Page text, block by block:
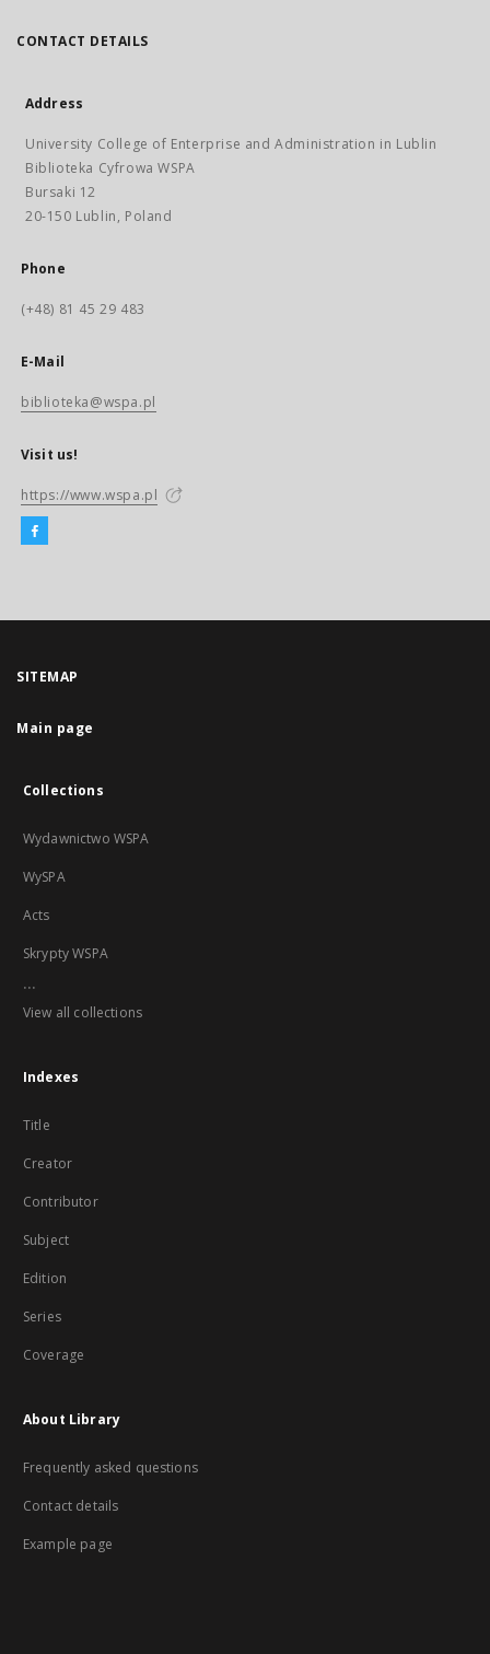
CONTACT DETAILS
Address
University College of Enterprise and Administration in Lublin
Biblioteka Cyfrowa WSPA
Bursaki 12
20-150 Lublin, Poland
Phone
(+48) 81 45 29 483
E-Mail
biblioteka@wspa.pl
Visit us!
https://www.wspa.pl
SITEMAP
Main page
Collections
Wydawnictwo WSPA
WySPA
Acts
Skrypty WSPA
...
View all collections
Indexes
Title
Creator
Contributor
Subject
Edition
Series
Coverage
About Library
Frequently asked questions
Contact details
Example page